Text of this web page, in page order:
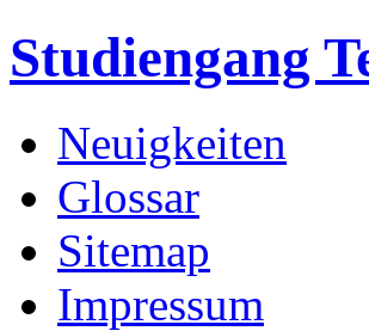
Studiengang
Neuigkeiten
Glossar
Sitemap
Impressum